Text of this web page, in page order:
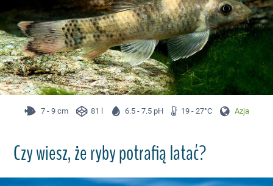
7 - 9 cm 81 l 6.5 - 7.5 pH 19 - 27°C Azja
Czy wiesz, że ryby potrafią latać?